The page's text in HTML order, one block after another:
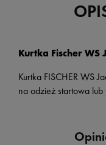
Kurtka Fischer WS
Kurtka FISCHER WS
na odzież startowa